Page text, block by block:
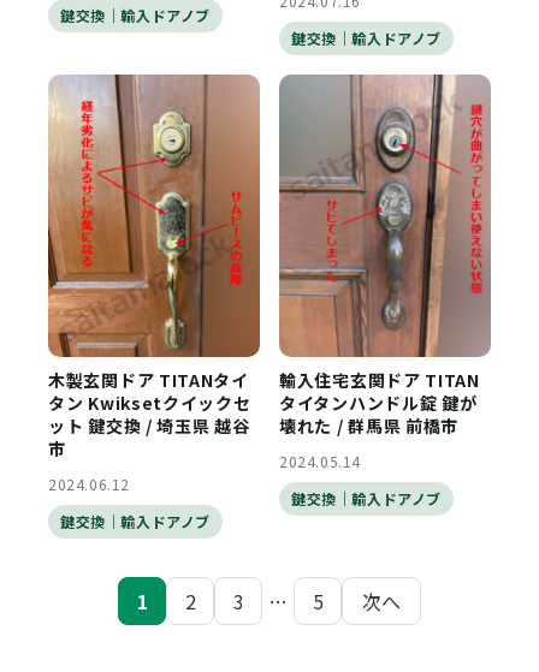
鍵交換｜輸入ドアノブ
鍵交換｜輸入ドアノブ
木製玄関ドア TITANタイ
タン Kwiksetクイックセ
ット 鍵交換 / 埼玉県 越谷
市
2024.06.12
鍵交換｜輸入ドアノブ
輸入住宅玄関ドア TITAN
タイタンハンドル錠 鍵が
壊れた / 群馬県 前橋市
2024.05.14
鍵交換｜輸入ドアノブ
1 2 3 … 5 次へ